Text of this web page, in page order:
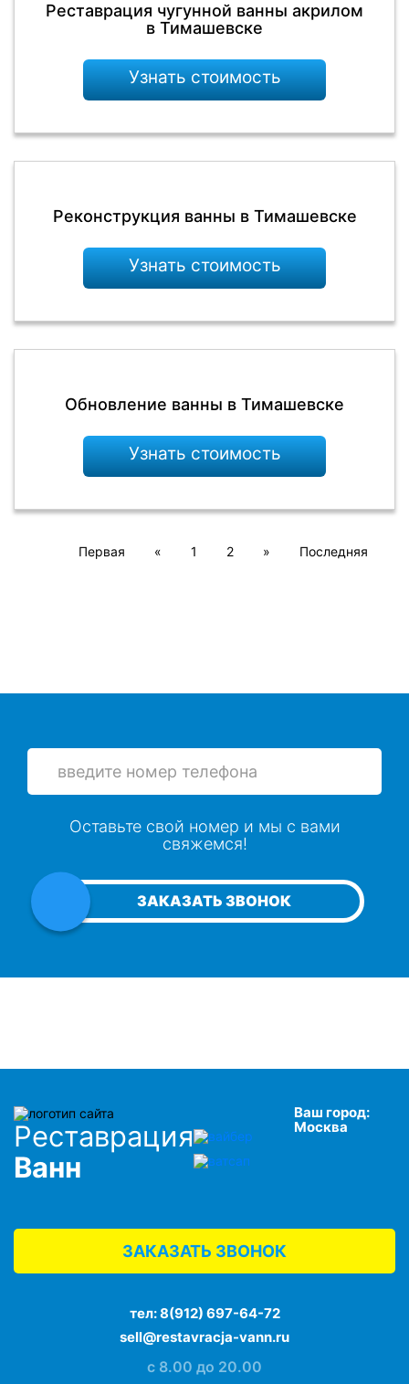
Реставрация чугунной ванны акрилом
в Тимашевске
Узнать стоимость
Реконструкция ванны в Тимашевске
Узнать стоимость
Обновление ванны в Тимашевске
Узнать стоимость
Первая « 1 2 » Последняя
ЗАКАЗАТЬ ЗВОНОК
Оставьте свой номер и мы с вами
свяжемся!
Реставрация
Ванн
Ваш город:
Москва
ЗАКАЗАТЬ ЗВОНОК
тел:8(912) 697-64-72
sell@restavracja-vann.ru
с 8.00 до 20.00